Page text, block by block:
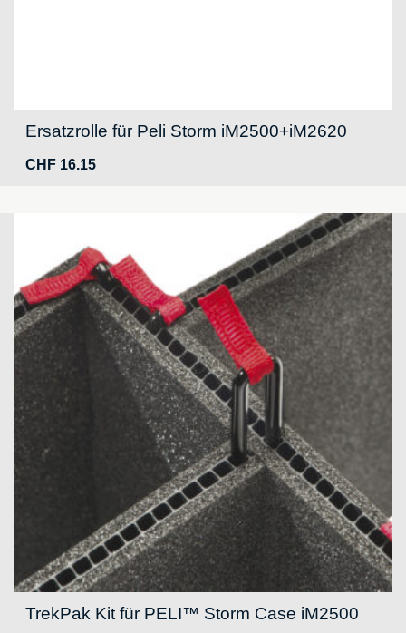
Ersatzrolle für Peli Storm iM2500+iM2620
CHF 16.15
TrekPak Kit für PELI™ Storm Case iM2500